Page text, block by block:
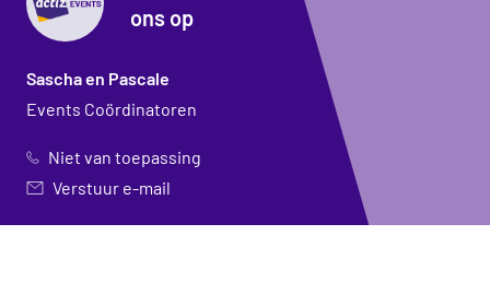
ons op
Sascha en Pascale
Events Coördinatoren
Niet van toepassing
Verstuur e-mail